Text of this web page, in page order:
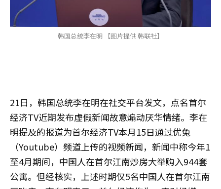
韩国总统李在明 【图片提供 韩联社】
21日，韩国总统李在明在社交平台发文，点名首尔
经济TV近期发布虚假新闻故意煽动厌华情绪。李在
明提及的报道为首尔经济TV本月15日通过优兔
（Youtube）频道上传的视频新闻，新闻中称今年1
至4月期间，中国人在首尔江南炒房大举购入944套
公寓。但经核实，上述时期仅5名中国人在首尔江南